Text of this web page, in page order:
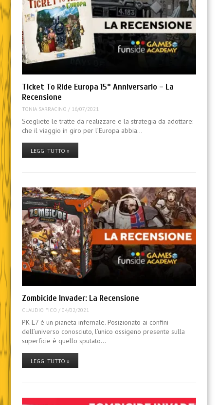
Ticket To Ride Europa 15° Anniversario – La
Recensione
TONIA SARRACINO / 16/07/2021
Scegliete le tratte da realizzare e la strategia da adottare:
che il viaggio in giro per l’Europa abbia…
LEGGI TUTTO »
Zombicide Invader: La Recensione
CLAUDIO FICO / 04/02/2021
PK-L7 è un pianeta infernale. Posizionato ai confini
dell’universo conosciuto, l’unico ossigeno presente sulla
superficie è quello sputato…
LEGGI TUTTO »